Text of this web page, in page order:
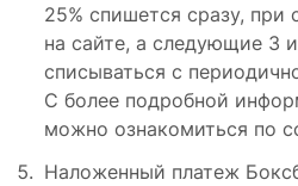
25% спишется сразу, при
на сайте, а следующие 3
списываться с
С более подробной
можно ознакомиться по
Наложенный платеж